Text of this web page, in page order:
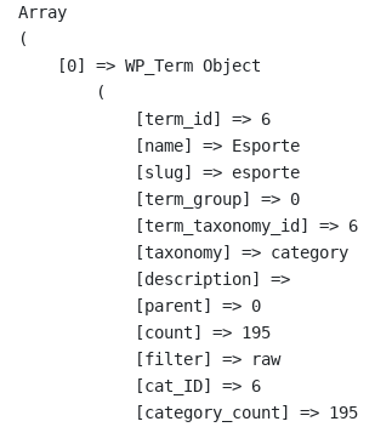
Array
(
    [0] => WP_Term Object
        (
            [term_id] => 6
            [name] => Esporte
            [slug] => esporte
            [term_group] => 0
            [term_taxonomy_id] => 6
            [taxonomy] => category
            [description] =>
            [parent] => 0
            [count] => 195
            [filter] => raw
            [cat_ID] => 6
            [category_count] => 195